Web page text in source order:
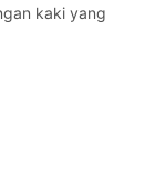
kaki yang